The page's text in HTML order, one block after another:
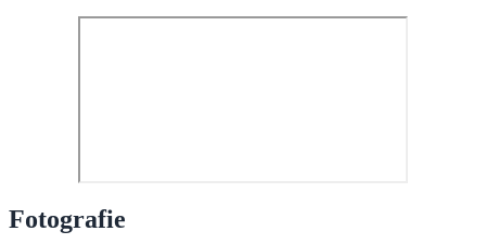
Fotografie